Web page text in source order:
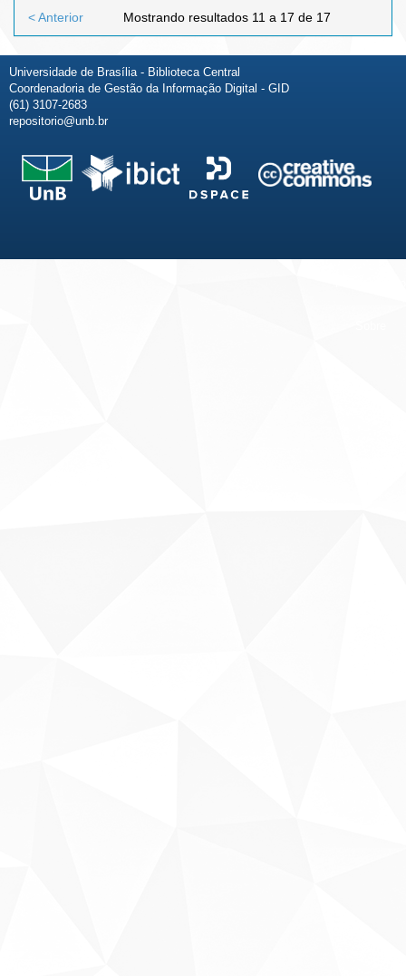
Mostrando resultados 11 a 17 de 17
< Anterior
Universidade de Brasília - Biblioteca Central
Coordenadoria de Gestão da Informação Digital - GID
(61) 3107-2683
repositorio@unb.br